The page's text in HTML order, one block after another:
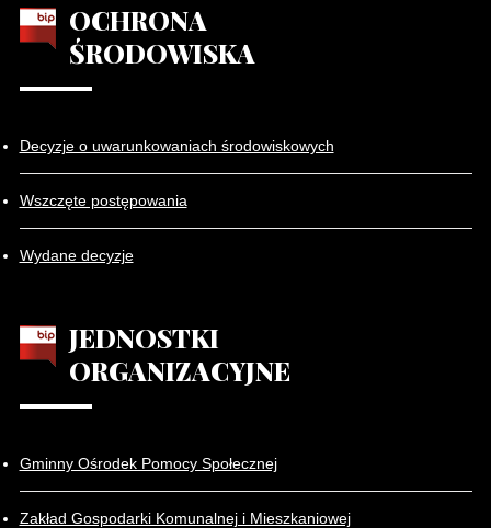
OCHRONA
ŚRODOWISKA
Decyzje o uwarunkowaniach środowiskowych
Wszczęte postępowania
Wydane decyzje
JEDNOSTKI
ORGANIZACYJNE
Gminny Ośrodek Pomocy Społecznej
Zakład Gospodarki Komunalnej i Mieszkaniowej